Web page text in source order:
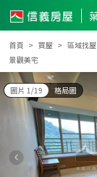
首頁 買屋 區域找屋
景觀美宅
圖片 1/19 格局圖